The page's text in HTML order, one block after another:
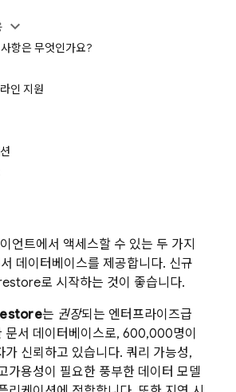
항은 무엇인가요?
인 지원
언트에서 액세스할 수 있는 두 가지
데이터베이스를 제공합니다. 신규
로 시작하는 것이 좋습니다.
는 권장되는 엔터프라이즈급
문서 데이터베이스로, 600,000명이
가 신뢰하고 있습니다. 쿼리 가능성,
가용성이 필요한 풍부한 데이터 모델